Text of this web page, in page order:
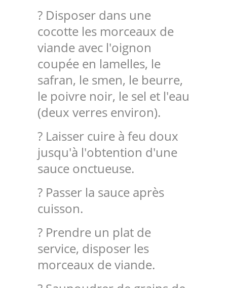
? Disposer dans une
cocotte les morceaux de
viande avec l'oignon
coupée en lamelles, le
safran, le smen, le beurre,
le poivre noir, le sel et l'eau
(deux verres environ).
? Laisser cuire à feu doux
jusqu'à l'obtention d'une
sauce onctueuse.
? Passer la sauce après
cuisson.
? Prendre un plat de
service, disposer les
morceaux de viande.